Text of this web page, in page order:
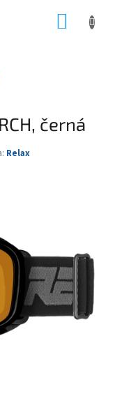
černá
Relax